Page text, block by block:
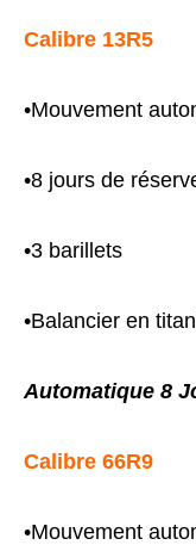
Calibre 13R5
•Mouvement
•8 jours de
•3 barillets
•Balancier en
Automatique 8
Calibre 66R9
•Mouvement